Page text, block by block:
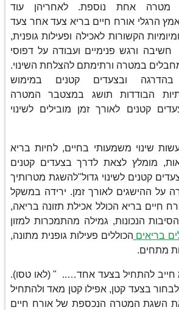
מטרה אחת נוספת. לאחריהן עוד
הרגלי אורח חיים בריא צעד אחר צעד
הקשורות לאכילה ופעילות גופנית,
חשיבה ורגש פנימיים ועבודה על דפוסי
במטרה ורתימתם להצלחת השינוי.
ובצעדים קטנים במימוש
הבודדות תושג במצטבר המטרה
קטנים לאורך זמן מובילים לשינוי
שינוי משמעותי בחיים, לחיות בריא
מומלץ לצאת לדרך בצעדים קטנים
קטנים לשינוי גדול"להשגת מטרותיך
על ההישגים לאורך זמן. ירידה במשקל
חיים בריא הכולל אכילת תזונה בריאה,
הנכונות, גמילה מהתמכרות למזון
בריאים הכוללים פעילות גופנית מתונה,
מתחים.
להתחיל בצעד אחד….. " (לאו טסו).
לבחור בצעד קטן, אפילו קטן מאד ולהתחיל
השגת המטרה הנכספת של אורח חיים